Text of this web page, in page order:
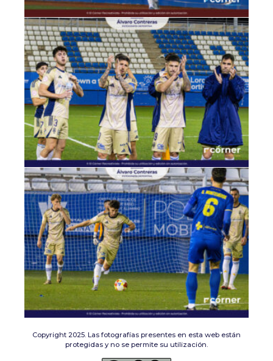
Copyright 2025. Las fotografías presentes en esta web están
protegidas y no se permite su utilización.